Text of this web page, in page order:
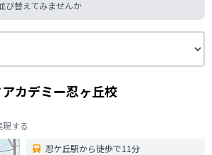
び替えてみませんか
カデミー忍ヶ丘校
する
忍ケ丘駅から徒歩で11分